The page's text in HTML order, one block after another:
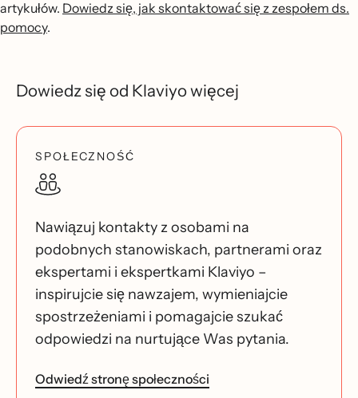
artykułów. Dowiedz się, jak skontaktować się z zespołem ds.
pomocy.
Dowiedz się od Klaviyo więcej
SPOŁECZNOŚĆ
Nawiązuj kontakty z osobami na
podobnych stanowiskach, partnerami oraz
ekspertami i ekspertkami Klaviyo –
inspirujcie się nawzajem, wymieniajcie
spostrzeżeniami i pomagajcie szukać
odpowiedzi na nurtujące Was pytania.
Odwiedź stronę społeczności